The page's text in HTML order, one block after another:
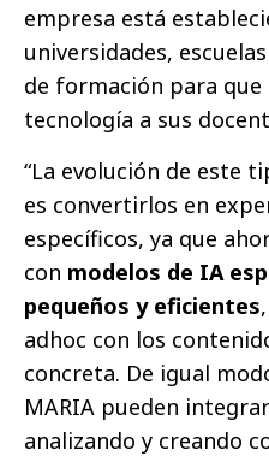
empresa está
universidades,
de formación para
tecnología a sus
“La evolución de este
es convertirlos en
específicos, ya que
con modelos de IA
pequeños y eficientes
adhoc con los
concreta. De igual
MARIA pueden
analizando y creando